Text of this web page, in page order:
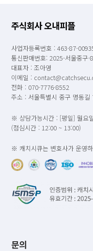
주식회사 오내피플
사업자등록번호 : 463-87-
통신판매번호: 2025-서울중구-
대표자 : 조아영
이메일 :
전화 : 070-7776-8552
주소 : 서울특별시 중구 명동
※ 상담가능시간 : [평일] 월요
(점심시간 : 12:00 ~ 13:00)
※ 캐치시큐는 변호사가 운영
문의